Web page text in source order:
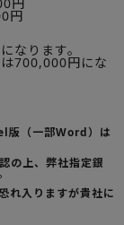
円
なります。
700,000円にな
版（一部Word）は
の上、弊社指定銀
れ入りますが貴社に